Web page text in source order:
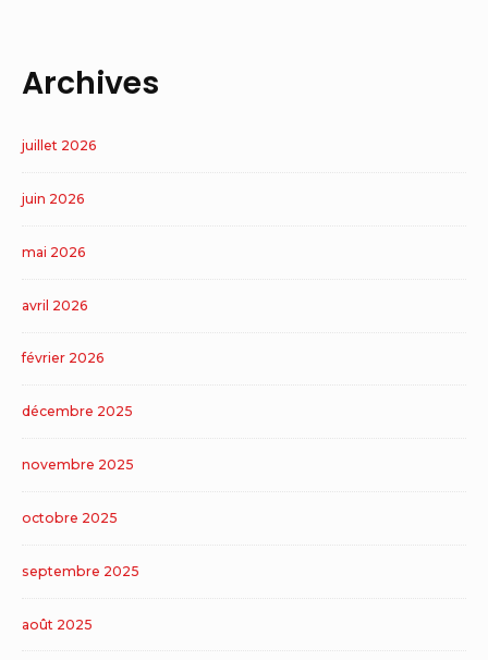
Archives
juillet 2026
juin 2026
mai 2026
avril 2026
février 2026
décembre 2025
novembre 2025
octobre 2025
septembre 2025
août 2025